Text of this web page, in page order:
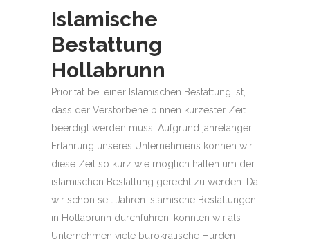
Islamische
Bestattung
Hollabrunn
Priorität bei einer Islamischen Bestattung ist,
dass der Verstorbene binnen kürzester Zeit
beerdigt werden muss. Aufgrund jahrelanger
Erfahrung unseres Unternehmens können wir
diese Zeit so kurz wie möglich halten um der
islamischen Bestattung gerecht zu werden. Da
wir schon seit Jahren islamische Bestattungen
in Hollabrunn durchführen, konnten wir als
Unternehmen viele bürokratische Hürden